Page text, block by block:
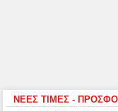
ΝΕΕΣ ΤΙΜΕΣ -